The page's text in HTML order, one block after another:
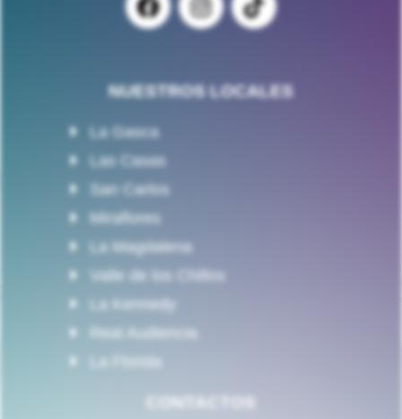
NUESTROS LOCALES
La Gasca
Las Casas
San Carlos
Miraflores
La Magdalena
Valle de los Chillos
La Kennedy
Real Audiencia
La Florida
CONTACTOS